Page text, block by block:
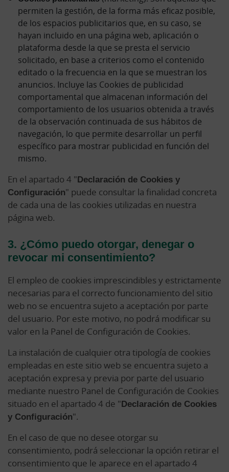
permiten la gestión, de la forma más eficaz posible,
de los espacios publicitarios que, en su caso, se
hayan incluido en una página web, aplicación o
plataforma desde la que se presta el servicio
solicitado, en base a criterios como el contenido
editado o la frecuencia en la que se muestran los
anuncios. Incluye las Cookies de publicidad
comportamental que almacenan información del
comportamiento de los usuarios obtenida a través
de la observación continuada de sus hábitos de
navegación, lo que permite desarrollar un perfil
específico para mostrar publicidad en función del
mismo.
En el apartado 4 "Declaración de Cookies y
Configuración" puede consultar la finalidad concreta
de cada una de las cookies utilizadas en nuestra
página web.
3. ¿Cómo puedo otorgar, denegar o
revocar mi consentimiento?
El empleo de cookies imprescindibles y estrictamente
necesarias para el correcto funcionamiento del sitio
web no se encuentra sujeto a aceptación por parte
del usuario. Por este motivo, no podrá modificar su
valor en la Panel de Configuración de Cookies.
La instalación de cualquier otra tipología de cookies
empleadas en este sitio web se encuentra sujeto a
aceptación expresa y previa por parte del usuario
mediante nuestro Panel de Configuración de Cookies
situado en el apartado 4 de "Declaración de Cookies
y Configuración".
En el caso de que no desee otorgar su
consentimiento, podrá seleccionar la opción retirar el
consentimiento que le aparece en el apartado 4